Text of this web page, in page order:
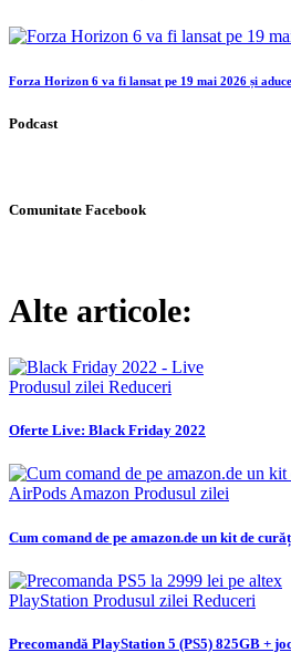
Forza Horizon 6 va fi lansat pe 19 mai 2026 și
Podcast
Comunitate Facebook
Alte articole:
Produsul zilei Reduceri
Oferte Live: Black Friday 2022
AirPodsAmazon Produsul zilei
Cum comand de pe amazon.de un kit de
PlayStation Produsul zilei Reduceri
Precomandă PlayStation 5 (PS5) 825GB +